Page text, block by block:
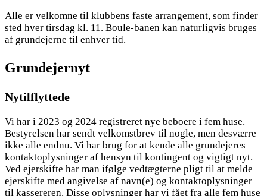
Alle er velkomne til klubbens faste arrangement, som finder
sted hver tirsdag kl. 11. Boule-banen kan naturligvis bruges
af grundejerne til enhver tid.
Grundejernyt
Nytilflyttede
Vi har i 2023 og 2024 registreret nye beboere i fem huse.
Bestyrelsen har sendt velkomstbrev til nogle, men desværre
ikke alle endnu. Vi har brug for at kende alle grundejeres
kontaktoplysninger af hensyn til kontingent og vigtigt nyt.
Ved ejerskifte har man ifølge vedtægterne pligt til at melde
ejerskifte med angivelse af navn(e) og kontaktoplysninger
til kassereren. Disse oplysninger har vi fået fra alle fem huse